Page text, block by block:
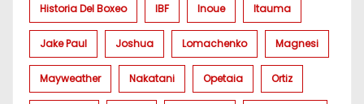
Historia Del Boxeo IBF Inoue Itauma
Jake Paul Joshua Lomachenko Magnesi
Mayweather Nakatani Opetaia Ortiz